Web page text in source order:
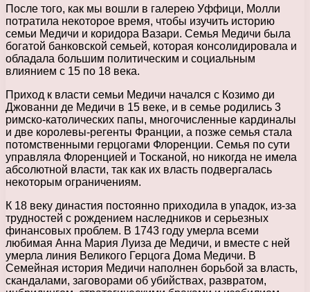
После того, как мы вошли в галерею Уффици, Молли
потратила некоторое время, чтобы изучить историю
семьи Медичи и коридора Вазари. Семья Медичи была
богатой банковской семьей, которая консолидировала и
обладала большим политическим и социальным
влиянием с 15 по 18 века.
Приход к власти семьи Медичи начался с Козимо ди
Джованни де Медичи в 15 веке, и в семье родились 3
римско-католических папы, многочисленные кардиналы
и две королевы-регенты Франции, а позже семья стала
потомственными герцогами Флоренции. Семья по сути
управляла Флоренцией и Тосканой, но никогда не имела
абсолютной власти, так как их власть подвергалась
некоторым ограничениям.
К 18 веку династия постоянно приходила в упадок, из-за
трудностей с рождением наследников и серьезных
финансовых проблем. В 1743 году умерла всеми
любимая Анна Мария Луиза де Медичи, и вместе с ней
умерла линия Великого Герцога Дома Медичи. В
Семейная история Медичи наполнен борьбой за власть,
скандалами, заговорами об убийствах, развратом,